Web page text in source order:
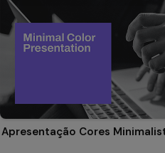
Apresentação Cores